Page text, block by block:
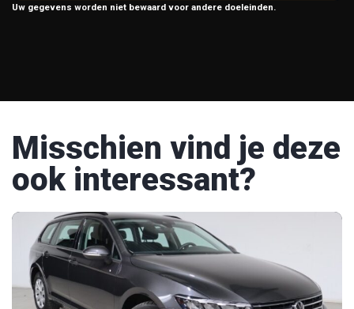
Uw gegevens worden niet bewaard voor andere doeleinden.
Misschien vind je deze
ook interessant?